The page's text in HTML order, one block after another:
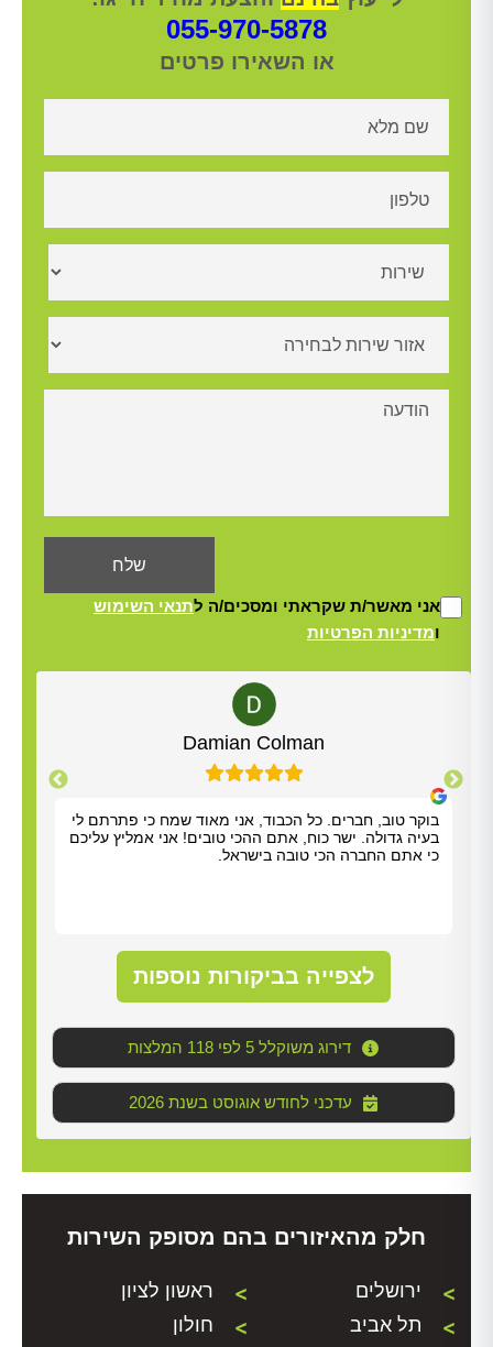
055-970-5878
או השאירו פרטים
אני מאשר/ת שקראתי ומסכים/ה לתנאי השימוש
ומדיניות הפרטיות
Yisrael Woolf
על כל העזרה. התרשמנו מאוד מנריה לויאני. הוא
תוך שעה, ביצע את העבודה מהר ונתן לנו הסברים
כל הכבוד!
בוקר טוב,
בעיה גדולה.
לצפייה בביקורות נוספות
דירוג משוקלל 5 לפי 118 המלצות
2026 עדכני לחודש אוגוסט בשנת
חלק מהאיזורים בהם מסופק השירות
ירושלים
ראשון לציון
תל אביב
חולון